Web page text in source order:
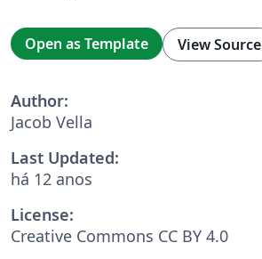
Open as Template View Source
Author:
Jacob Vella
Last Updated:
há 12 anos
License:
Creative Commons CC BY 4.0